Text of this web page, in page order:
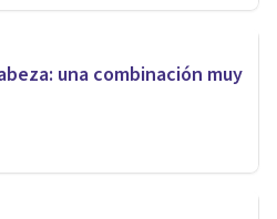
una combinación muy